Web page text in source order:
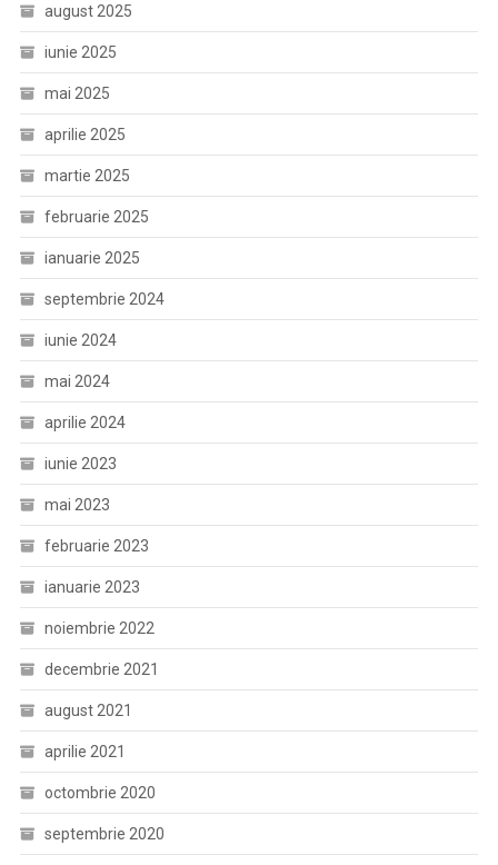
august 2025
iunie 2025
mai 2025
aprilie 2025
martie 2025
februarie 2025
ianuarie 2025
septembrie 2024
iunie 2024
mai 2024
aprilie 2024
iunie 2023
mai 2023
februarie 2023
ianuarie 2023
noiembrie 2022
decembrie 2021
august 2021
aprilie 2021
octombrie 2020
septembrie 2020